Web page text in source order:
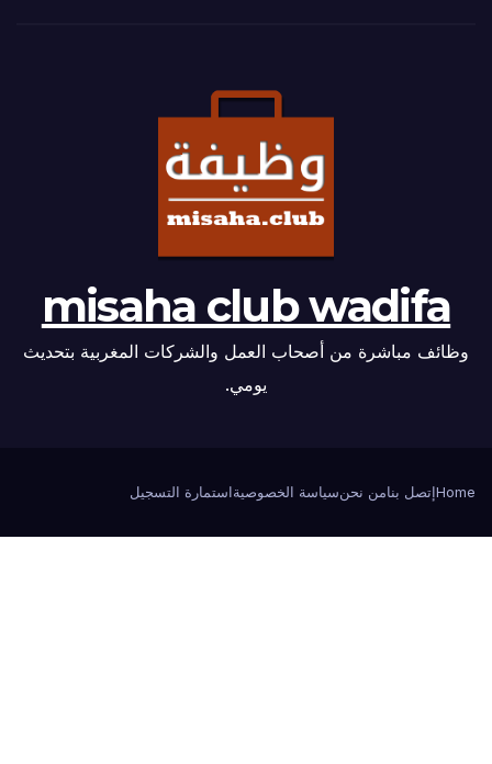
misaha club wadifa
وظائف مباشرة من أصحاب العمل والشركات المغربية بتحديث
يومي.
Homeإتصل بنامن نحنسياسة الخصوصيةاستمارة التسجيل